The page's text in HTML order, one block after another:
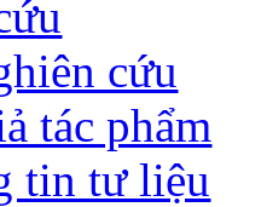
cứu
tác phẩm
tin tư liệu